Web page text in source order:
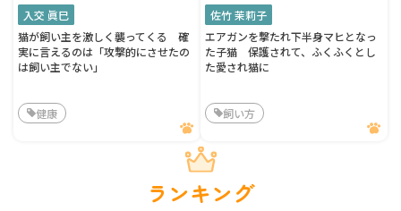
入交 眞巳
猫が飼い主を激しく襲ってくる 確
実に言えるのは「攻撃的にさせたの
は飼い主でない」
健康
佐竹 茉莉子
エアガンを撃たれ下半身マヒとなっ
た子猫 保護されて、ふくふくとし
た愛され猫に
飼い方
ランキング